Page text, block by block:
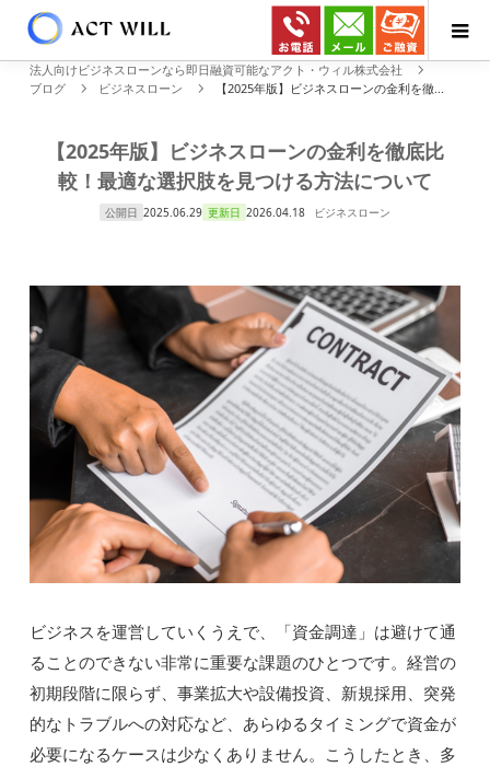
法人向けビジネスローンなら即日融資可能なアクト・ウィル株式会社
ブログ
ビジネスローン 【2025年版】ビジネスローンの金利を徹...
【2025年版】ビジネスローンの金利を徹底比
較！最適な選択肢を見つける方法について
公開日 2025.06.29 更新日 2026.04.18 ビジネスローン
ビジネスを運営していくうえで、「資金調達」は避けて通
ることのできない非常に重要な課題のひとつです。経営の
初期段階に限らず、事業拡大や設備投資、新規採用、突発
的なトラブルへの対応など、あらゆるタイミングで資金が
必要になるケースは少なくありません。こうしたとき、多